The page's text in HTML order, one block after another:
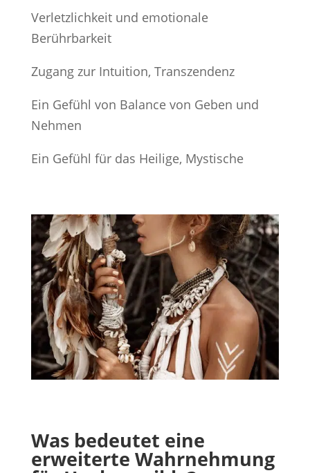
Verletzlichkeit und emotionale
Berührbarkeit
Zugang zur Intuition, Transzendenz
Ein Gefühl von Balance von Geben und
Nehmen
Ein Gefühl für das Heilige, Mystische
Was bedeutet eine
erweiterte Wahrnehmung